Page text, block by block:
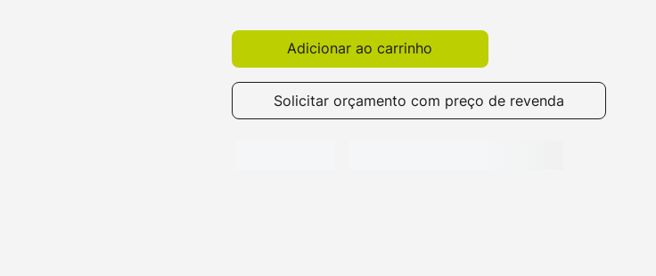
Adicionar ao carrinho
Solicitar orçamento com preço de revenda